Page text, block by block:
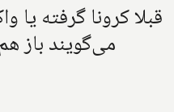
قبلا کرونا گرفته یا
می‌گویند باز